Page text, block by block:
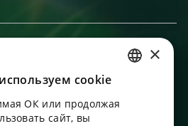
больше бонусов за покупки и
ENGLISH
×
сookie
ОК или продолжая
сайт, вы